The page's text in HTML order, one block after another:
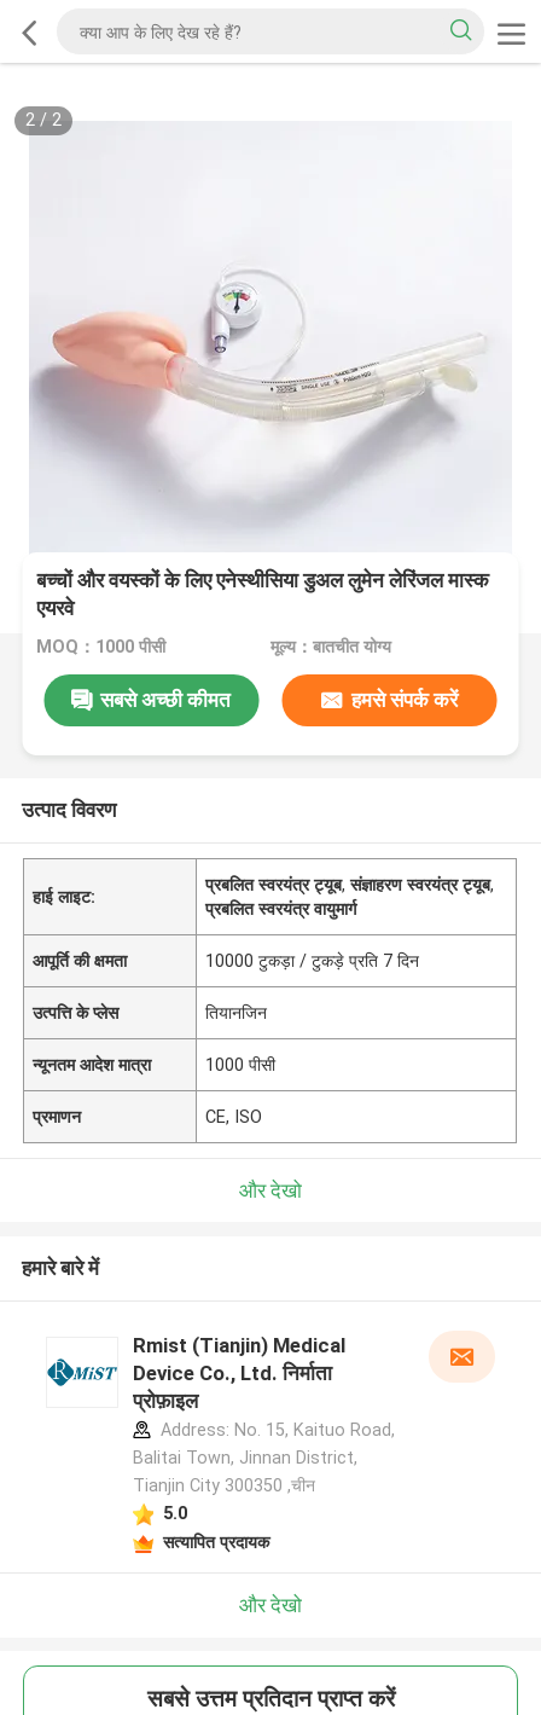
2/ 2
बच्चों और वयस्कों के लिए एनेस्थीसिया डुअल लुमेन लेरिंजल मास्क
एयरवे
MOQ：1000 पीसी मूल्य：बातचीत योग्य
सबसे अच्छी कीमत हमसे संपर्क करें
उत्पाद विवरण
हाई लाइट:
प्रबलित स्वरयंत्र ट्यूब,संज्ञाहरण स्वरयंत्र ट्यूब,
प्रबलित स्वरयंत्र वायुमार्ग
आपूर्ति की क्षमता 10000 टुकड़ा / टुकड़े प्रति 7 दिन
उत्पत्ति के प्लेस तियानजिन
न्यूनतम आदेश मात्रा 1000 पीसी
प्रमाणन CE, ISO
और देखो
हमारे बारे में
Rmist (Tianjin) Medical
Device Co., Ltd. निर्माता
प्रोफ़ाइल
Address: No. 15, Kaituo Road,
Balitai Town, Jinnan District,
Tianjin City 300350 ,चीन
5.0
सत्यापित प्रदायक
और देखो
सबसे उत्तम प्रतिदान प्राप्त करें